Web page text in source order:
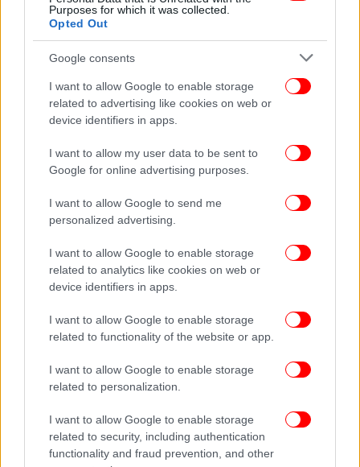
Purposes for which it was collected.
Opted Out
Google consents
I want to allow Google to enable storage
related to advertising like cookies on web or
device identifiers in apps.
I want to allow my user data to be sent to
Google for online advertising purposes.
I want to allow Google to send me
personalized advertising.
I want to allow Google to enable storage
related to analytics like cookies on web or
device identifiers in apps.
I want to allow Google to enable storage
related to functionality of the website or app.
I want to allow Google to enable storage
related to personalization.
I want to allow Google to enable storage
related to security, including authentication
functionality and fraud prevention, and other